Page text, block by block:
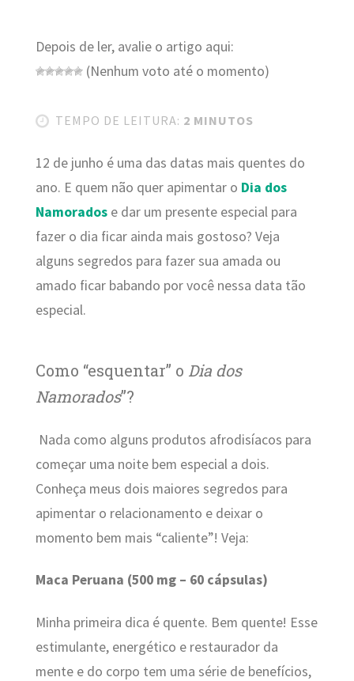
Depois de ler, avalie o artigo aqui:
(Nenhum voto até o momento)
TEMPO DE LEITURA: 2 MINUTOS
12 de junho é uma das datas mais quentes do
ano. E quem não quer apimentar o Dia dos
Namoradose dar um presente especial para
fazer o dia ficar ainda mais gostoso? Veja
alguns segredos para fazer sua amada ou
amado ficar babando por você nessa data tão
especial.
Como “esquentar” o Dia dos
Namorados”?
Nada como alguns produtos afrodisíacos para
começar uma noite bem especial a dois.
Conheça meus dois maiores segredos para
apimentar o relacionamento e deixar o
momento bem mais “caliente”! Veja:
Maca Peruana (500 mg – 60 cápsulas)
Minha primeira dica é quente. Bem quente! Esse
estimulante, energético e restaurador da
mente e do corpo tem uma série de benefícios,